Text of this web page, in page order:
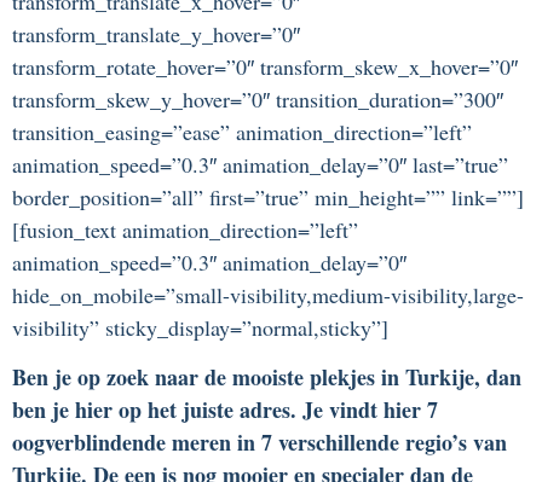
transform_translate_y_hover=”0″
transform_rotate_hover=”0″ transform_skew_x_hover=”0″
transform_skew_y_hover=”0″ transition_duration=”300″
transition_easing=”ease” animation_direction=”left”
animation_speed=”0.3″ animation_delay=”0″ last=”true”
border_position=”all” first=”true” min_height=”” link=””]
[fusion_text animation_direction=”left”
animation_speed=”0.3″ animation_delay=”0″
hide_on_mobile=”small-visibility,medium-visibility,large-
visibility” sticky_display=”normal,sticky”]
Ben je op zoek naar de mooiste plekjes in Turkije, dan
ben je hier op het juiste adres. Je vindt hier 7
oogverblindende meren in 7 verschillende regio’s van
Turkije. De een is nog mooier en specialer dan de